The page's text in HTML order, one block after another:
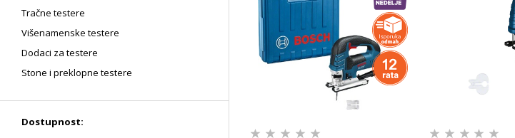
Tračne testere
Višenamenske testere
Dodaci za testere
Stone i preklopne testere
Dostupnost: